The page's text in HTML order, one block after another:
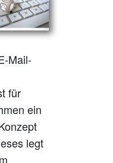
Mail-
für
ein
legt